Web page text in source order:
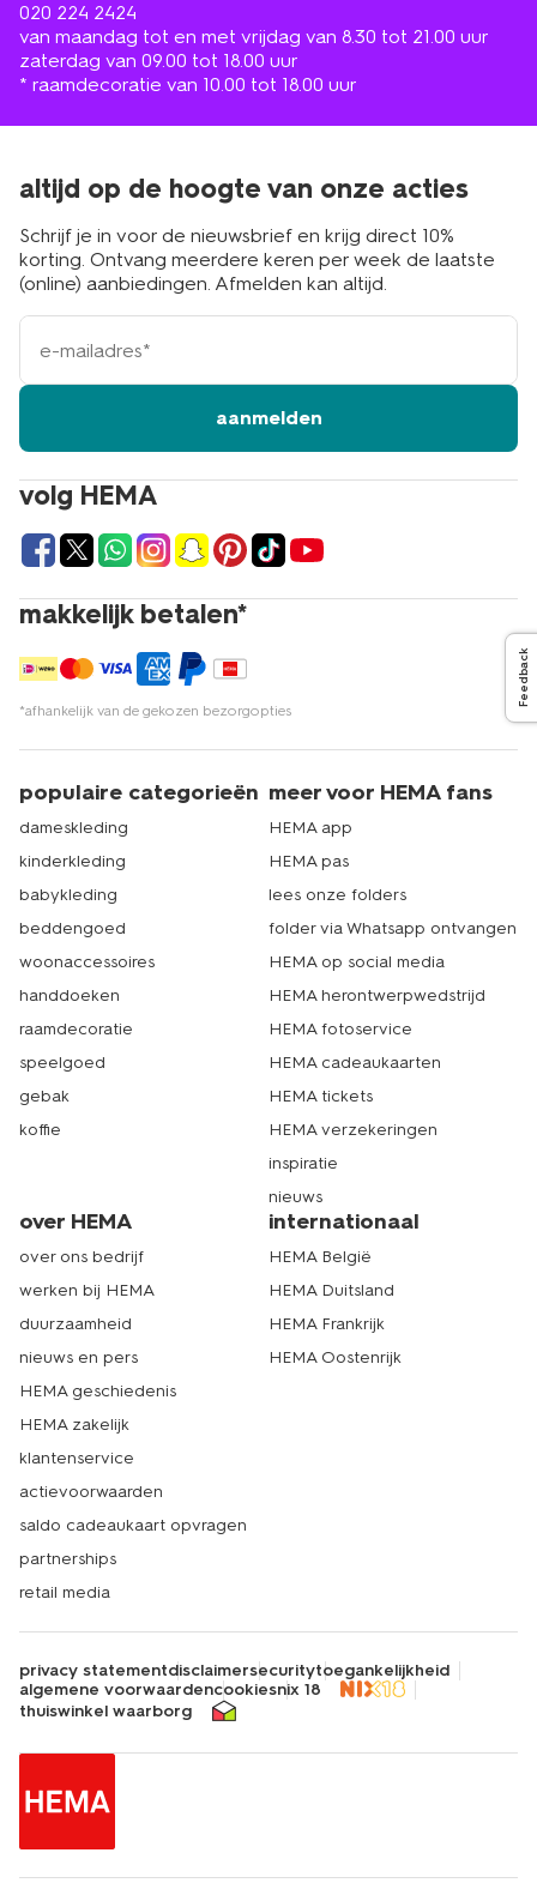
020 224 2424
van maandag tot en met vrijdag van 8.30 tot 21.00 uur
zaterdag van 09.00 tot 18.00 uur
* raamdecoratie van 10.00 tot 18.00 uur
volg HEMA
makkelijk betalen*
*afhankelijk van de gekozen bezorgopties
altijd op de hoogte van onze acties
Schrijf je in voor de nieuwsbrief en krijg direct 10%
korting. Ontvang meerdere keren per week de laatste
(online) aanbiedingen. Afmelden kan altijd.
e-
mailadres
aanmelden
populaire categorieën
dameskleding
kinderkleding
babykleding
beddengoed
woonaccessoires
handdoeken
raamdecoratie
speelgoed
gebak
koffie
meer voor HEMA fans
HEMA app
HEMA pas
lees onze folders
folder via Whatsapp ontvangen
HEMA op social media
HEMA herontwerpwedstrijd
HEMA fotoservice
HEMA cadeaukaarten
HEMA tickets
HEMA verzekeringen
inspiratie
nieuws
over HEMA
over ons bedrijf
werken bij HEMA
duurzaamheid
nieuws en pers
HEMA geschiedenis
HEMA zakelijk
klantenservice
actievoorwaarden
saldo cadeaukaart opvragen
partnerships
retail media
internationaal
HEMA België
HEMA Duitsland
HEMA Frankrijk
HEMA Oostenrijk
privacy statementdisclaimersecuritytoegankelijkheid
algemene voorwaardencookiesnix 18
thuiswinkel waarborg
Feedback